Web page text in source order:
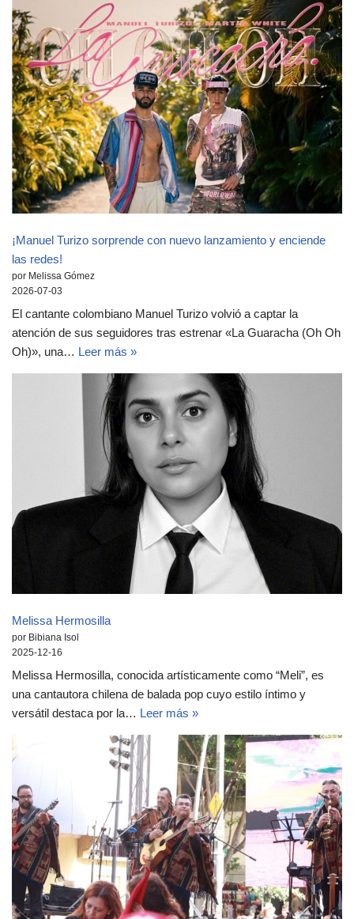
¡Manuel Turizo sorprende con nuevo lanzamiento y enciende
las redes!
por Melissa Gómez
2026-07-03
El cantante colombiano Manuel Turizo volvió a captar la
atención de sus seguidores tras estrenar «La Guaracha (Oh Oh
Oh)», una… Leer más »
Melissa Hermosilla
por Bibiana Isol
2025-12-16
Melissa Hermosilla, conocida artísticamente como “Meli”, es
una cantautora chilena de balada pop cuyo estilo íntimo y
versátil destaca por la… Leer más »